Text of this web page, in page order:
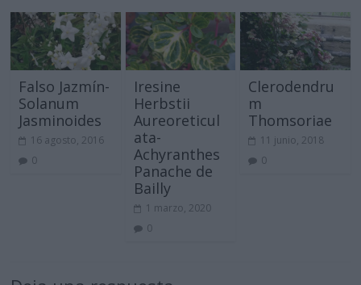
Falso Jazmín-
Solanum
Jasminoides
16 agosto, 2016
0
Iresine
Herbstii
Aureoreticul
ata-
Achyranthes
Panache de
Bailly
1 marzo, 2020
0
Clerodendru
m
Thomsoriae
11 junio, 2018
0